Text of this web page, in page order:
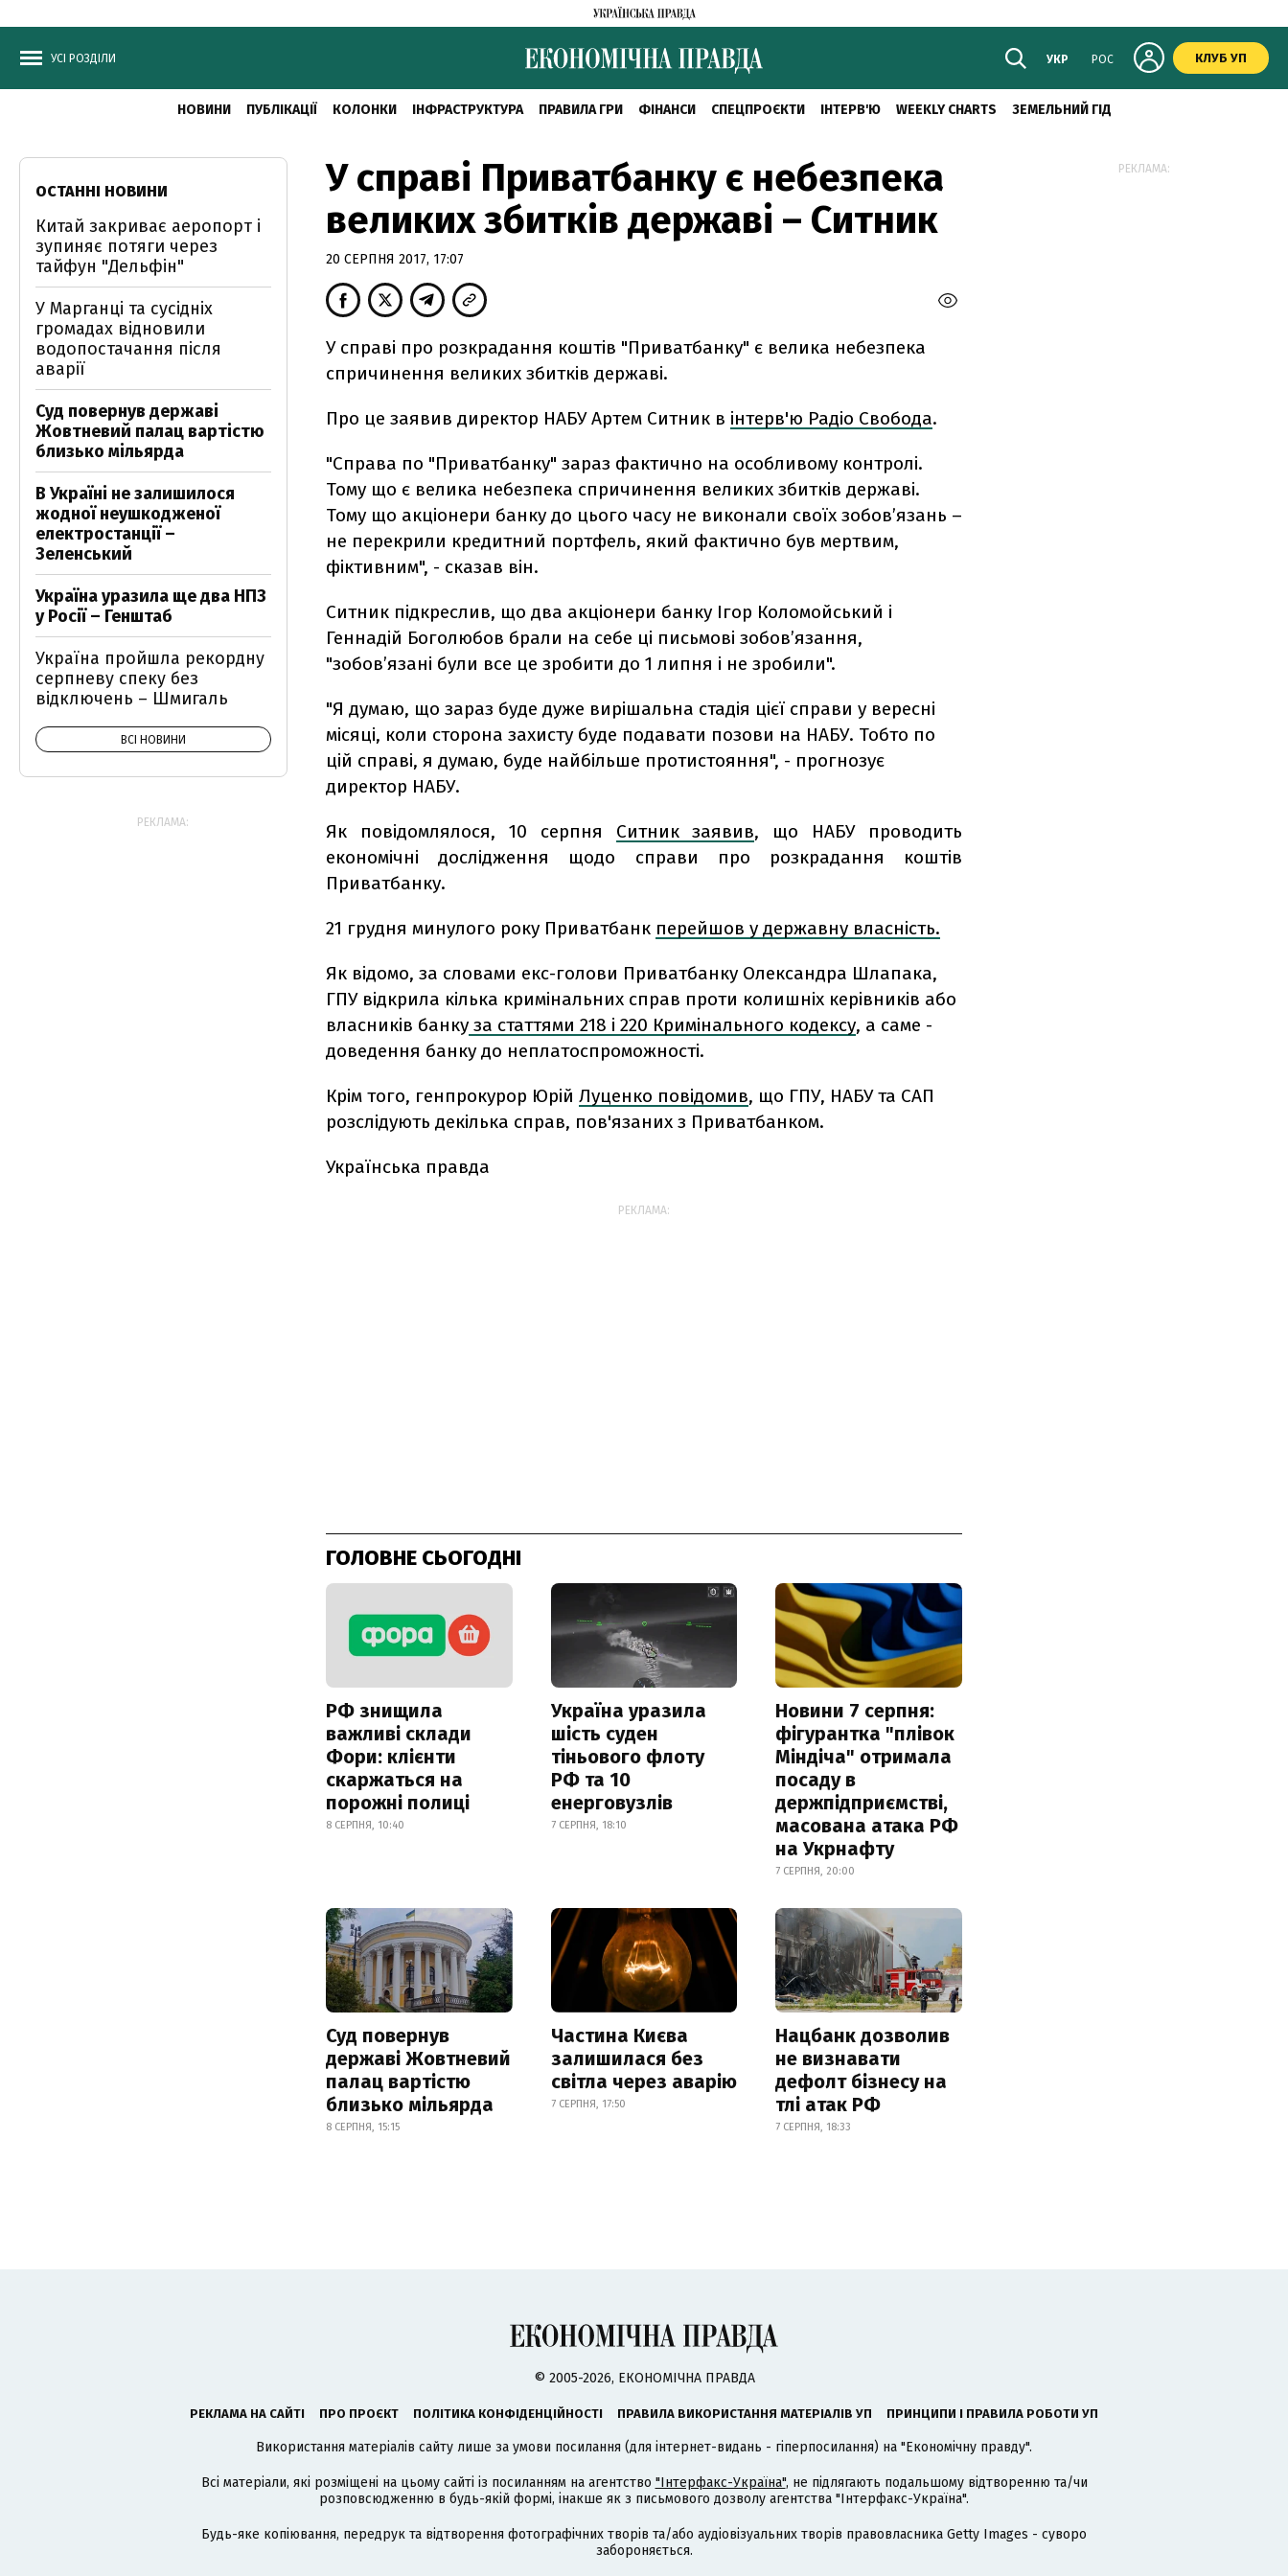
УСІ РОЗДІЛИ УКР РОС КЛУБ УП
НОВИНИ ПУБЛІКАЦІЇ КОЛОНКИ ІНФРАСТРУКТУРА ПРАВИЛА ГРИ ФІНАНСИ СПЕЦПРОЄКТИ ІНТЕРВ'Ю WEEKLY CHARTS ЗЕМЕЛЬНИЙ ГІД
У справі Приватбанку є небезпека
великих збитків державі – Ситник
20 СЕРПНЯ 2017, 17:07
У справі про розкрадання коштів "Приватбанку" є велика небезпека
спричинення великих збитків державі.
Про це заявив директор НАБУ Артем Ситник в інтерв'ю Радіо Свобода.
"Справа по "Приватбанку" зараз фактично на особливому контролі.
Тому що є велика небезпека спричинення великих збитків державі.
Тому що акціонери банку до цього часу не виконали своїх зобов’язань –
не перекрили кредитний портфель, який фактично був мертвим,
фіктивним", - сказав він.
Ситник підкреслив, що два акціонери банку Ігор Коломойський і
Геннадій Боголюбов брали на себе ці письмові зобов’язання,
"зобов’язані були все це зробити до 1 липня і не зробили".
"Я думаю, що зараз буде дуже вирішальна стадія цієї справи у вересні
місяці, коли сторона захисту буде подавати позови на НАБУ. Тобто по
цій справі, я думаю, буде найбільше протистояння", - прогнозує
директор НАБУ.
Як повідомлялося, 10 серпня Ситник заявив, що НАБУ проводить
економічні дослідження щодо справи про розкрадання коштів
Приватбанку.
21 грудня минулого року Приватбанк перейшов у державну власність.
Як відомо, за словами екс-голови Приватбанку Олександра Шлапака,
ГПУ відкрила кілька кримінальних справ проти колишніх керівників або
власників банку за статтями 218 і 220 Кримінального кодексу, а саме -
доведення банку до неплатоспроможності.
Крім того, генпрокурор Юрій Луценко повідомив, що ГПУ, НАБУ та САП
розслідують декілька справ, пов'язаних з Приватбанком.
Українська правда
РЕКЛАМА:
ГОЛОВНЕ СЬОГОДНІ
РФ знищила
важливі склади
Фори: клієнти
скаржаться на
порожні полиці
8 СЕРПНЯ, 10:40
Україна уразила
шість суден
тіньового флоту
РФ та 10
енерговузлів
7 СЕРПНЯ, 18:10
Новини 7 серпня:
фігурантка "плівок
Міндіча" отримала
посаду в
держпідприємстві,
масована атака РФ
на Укрнафту
7 СЕРПНЯ, 20:00
Суд повернув
державі Жовтневий
палац вартістю
близько мільярда
8 СЕРПНЯ, 15:15
Частина Києва
залишилася без
світла через аварію
7 СЕРПНЯ, 17:50
Нацбанк дозволив
не визнавати
дефолт бізнесу на
тлі атак РФ
7 СЕРПНЯ, 18:33
ОСТАННІ НОВИНИ
Китай закриває аеропорт і
зупиняє потяги через
тайфун "Дельфін"
У Марганці та сусідніх
громадах відновили
водопостачання після
аварії
Суд повернув державі
Жовтневий палац вартістю
близько мільярда
В Україні не залишилося
жодної неушкодженої
електростанції –
Зеленський
Україна уразила ще два НПЗ
у Росії – Генштаб
Україна пройшла рекордну
серпневу спеку без
відключень – Шмигаль
ВСІ НОВИНИ
РЕКЛАМА:
РЕКЛАМА:
© 2005-2026, ЕКОНОМІЧНА ПРАВДА
РЕКЛАМА НА САЙТІ ПРО ПРОЄКТ ПОЛІТИКА КОНФІДЕНЦІЙНОСТІ ПРАВИЛА ВИКОРИСТАННЯ МАТЕРІАЛІВ УП ПРИНЦИПИ І ПРАВИЛА РОБОТИ УП
Використання матеріалів сайту лише за умови посилання (для інтернет-видань - гіперпосилання) на "Економічну правду".
Всі матеріали, які розміщені на цьому сайті із посиланням на агентство "Інтерфакс-Україна", не підлягають подальшому відтворенню та/чи
розповсюдженню в будь-якій формі, інакше як з письмового дозволу агентства "Інтерфакс-Україна".
Будь-яке копіювання, передрук та відтворення фотографічних творів та/або аудіовізуальних творів правовласника Getty Images - суворо
забороняється.